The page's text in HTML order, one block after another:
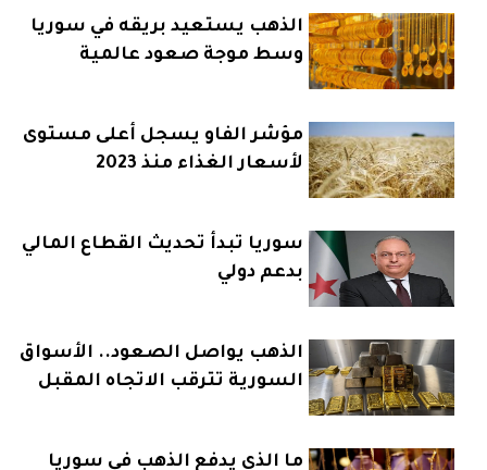
الذهب يستعيد بريقه في سوريا
وسط موجة صعود عالمية
مؤشر الفاو يسجل أعلى مستوى
لأسعار الغذاء منذ 2023
سوريا تبدأ تحديث القطاع المالي
بدعم دولي
الذهب يواصل الصعود.. الأسواق
السورية تترقب الاتجاه المقبل
ما الذي يدفع الذهب في سوريا